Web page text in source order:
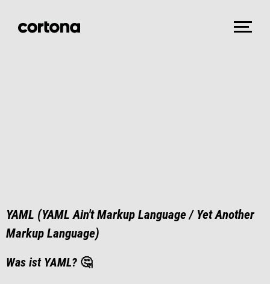
YAML (YAML Ain't Markup Language / Yet Another
Markup Language)
Was ist YAML? 🤔